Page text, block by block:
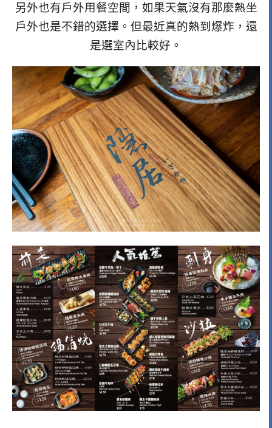
另外也有戶外用餐空間，如果天氣沒有那麼熱坐
戶外也是不錯的選擇。但最近真的熱到爆炸，還
是選室內比較好。